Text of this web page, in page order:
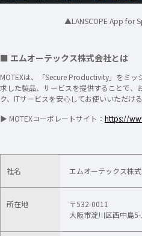
▲LANSCOPE App for
■ エムオーテックス株式会社とは
MOTEXは、「Secure Productivity」をミ
求した製品、サービスを提供することで、
ク、ITサービスを安心してお使いいただけ
▶ MOTEXコーポレートサイト： https://
社名 エムオーテックス株
所在地
〒532-0011
大阪市淀川区西中島